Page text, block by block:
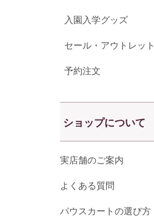
入園入学グッズ
セール・アウトレット
予約注文
ショップについて
実店舗のご案内
よくある質問
パウスカートの選び方